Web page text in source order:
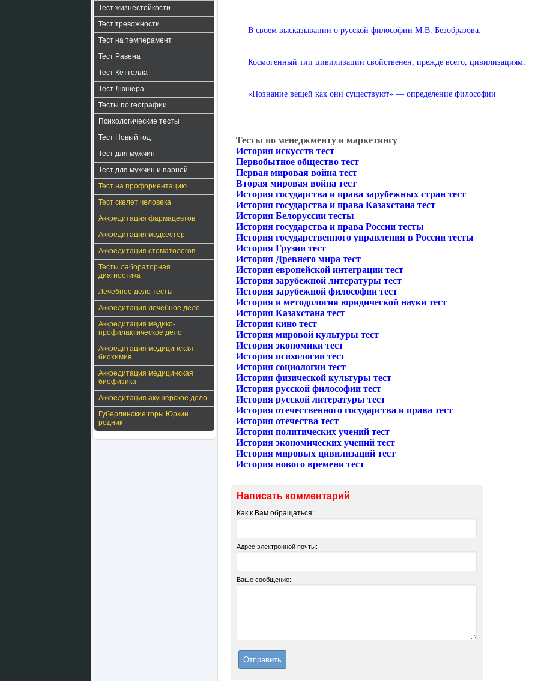
Тест жизнестойкости
Тест тревожности
Тест на темперамент
Тест Равена
Тест Кеттелла
Тест Люшера
Тесты по географии
Психологические тесты
Тест Новый год
Тест для мужчин
Тест для мужчин и парней
Тест на профориентацию
Тест скелет человека
Аккредитация фармацевтов
Аккредитация медсестер
Аккредитация стоматологов
Тесты лабораторная
диагностика
Лечебное дело тесты
Аккредитация лечебное дело
Аккредитация медико-
профилактическое дело
Аккредитация медицинская
биохимия
Аккредитация медицинская
биофизика
Аккредитация акушерское дело
Губерлинские горы Юркин
родник
В своем высказывании о русской философии М.В. Безобразова:
Космогенный тип цивилизации свойственен, прежде всего, цивилизациям:
«Познание вещей как они существуют» — определение философии
Тесты по менеджменту и маркетингу
История искусств тест
Первобытное общество тест
Первая мировая война тест
Вторая мировая война тест
История государства и права зарубежных стран тест
История государства и права Казахстана тест
История Белоруссии тесты
История государства и права России тесты
История государственного управления в России тесты
История Грузии тест
История Древнего мира тест
История европейской интеграции тест
История зарубежной литературы тест
История зарубежной философии тест
История и методология юридической науки тест
История Казахстана тест
История кино тест
История мировой культуры тест
История экономики тест
История психологии тест
История социологии тест
История физической культуры тест
История русской философии тест
История русской литературы тест
История отечественного государства и права тест
История отечества тест
История политических учений тест
История экономических учений тест
История мировых цивилизаций тест
История нового времени тест
Написать комментарий
Как к Вам обращаться:
Адрес электронной почты:
Ваше сообщение: